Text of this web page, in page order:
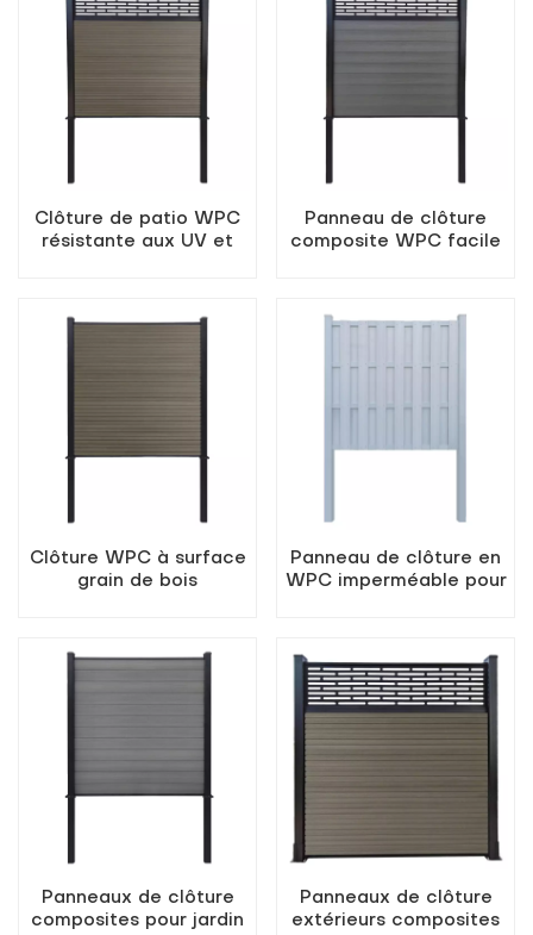
Clôture de patio WPC
résistante aux UV et
Panneau de clôture
composite WPC facile
Clôture WPC à surface
grain de bois
Panneau de clôture en
WPC imperméable pour
Panneaux de clôture
composites pour jardin
Panneaux de clôture
extérieurs composites